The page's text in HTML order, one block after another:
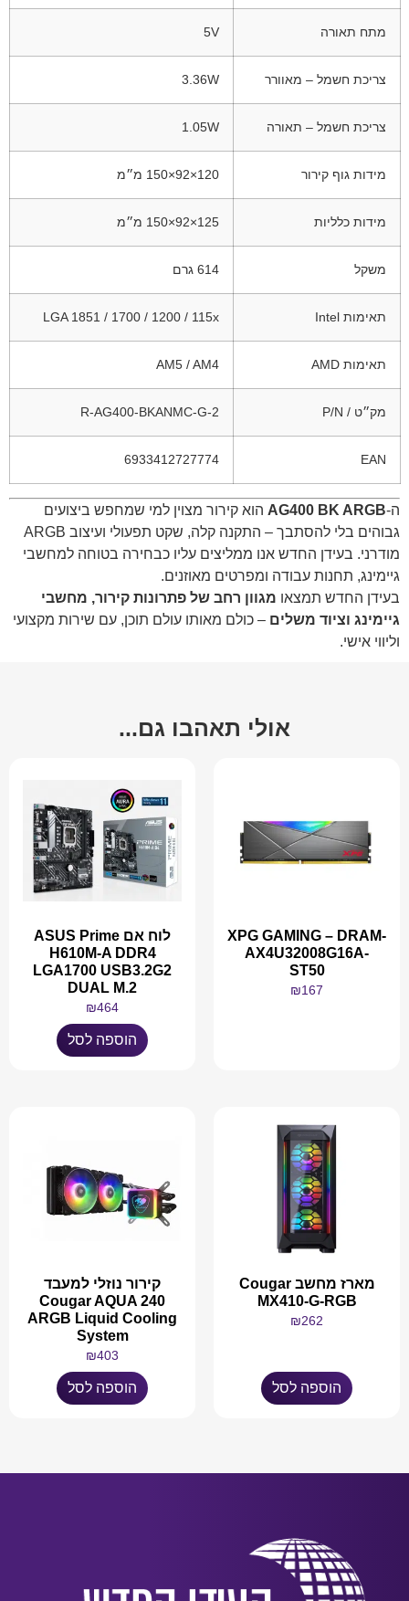
מתח תאורה 5V
צריכת חשמל – מאוורר 3.36W
צריכת חשמל – תאורה 1.05W
מידות גוף קירור 120×92×150 מ״מ
מידות כלליות 125×92×150 מ״מ
משקל 614 גרם
תאימות Intel LGA 1851 / 1700 / 1200 / 115x
תאימות AMD AM5 / AM4
מק״ט / P/N R-AG400-BKANMC-G-2
EAN
6933412727774
ה-AG400 BK ARGB הוא קירור מצוין למי שמחפש ביצועים
גבוהים בלי להסתבך – התקנה קלה, שקט תפעולי ועיצוב ARGB
מודרני. בעידן החדש אנו ממליצים עליו כבחירה בטוחה למחשבי
גיימינג, תחנות עבודה ומפרטים מאוזנים.
בעידן החדש תמצאו מגוון רחב של פתרונות קירור, מחשבי
גיימינג וציוד משלים – כולם מאותו עולם תוכן, עם שירות מקצועי
וליווי אישי.
אולי תאהבו גם...
XPG GAMING – DRAM-
AX4U32008G16A-
ST50
₪167
לוח אם ASUS Prime
H610M-A DDR4
LGA1700 USB3.2G2
DUAL M.2
₪464
הוספה לסל
מארז מחשב Cougar
MX410-G-RGB
₪262
הוספה לסל
קירור נוזלי למעבד
Cougar AQUA 240
ARGB Liquid Cooling
System
₪403
הוספה לסל